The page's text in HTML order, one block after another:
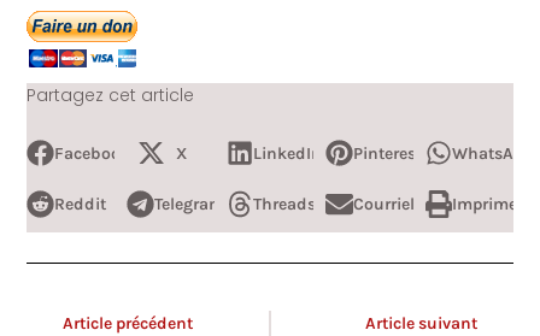
Partagez cet article
Facebook X LinkedIn Pinterest WhatsApp
Reddit Telegram Threads Courriel Imprimer
Article précédent Article suivant